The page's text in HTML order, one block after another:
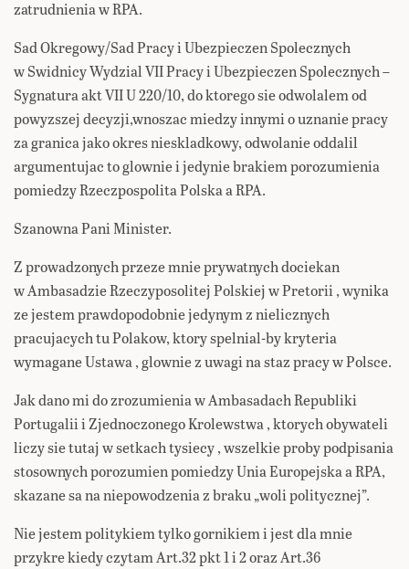
zatrudnienia w RPA.
Sad Okregowy/Sad Pracy i Ubezpieczen Spolecznych
w Swidnicy Wydzial VII Pracy i Ubezpieczen Spolecznych –
Sygnatura akt VII U 220/10, do ktorego sie odwolalem od
powyzszej decyzji,wnoszac miedzy innymi o uznanie pracy
za granica jako okres nieskladkowy, odwolanie oddalil
argumentujac to glownie i jedynie brakiem porozumienia
pomiedzy Rzeczpospolita Polska a RPA.
Szanowna Pani Minister.
Z prowadzonych przeze mnie prywatnych dociekan
w Ambasadzie Rzeczyposolitej Polskiej w Pretorii , wynika
ze jestem prawdopodobnie jedynym z nielicznych
pracujacych tu Polakow, ktory spelnial-by kryteria
wymagane Ustawa , glownie z uwagi na staz pracy w Polsce.
Jak dano mi do zrozumienia w Ambasadach Republiki
Portugalii i Zjednoczonego Krolewstwa , ktorych obywateli
liczy sie tutaj w setkach tysiecy , wszelkie proby podpisania
stosownych porozumien pomiedzy Unia Europejska a RPA,
skazane sa na niepowodzenia z braku „woli politycznej”.
Nie jestem politykiem tylko gornikiem i jest dla mnie
przykre kiedy czytam Art.32 pkt 1 i 2 oraz Art.36